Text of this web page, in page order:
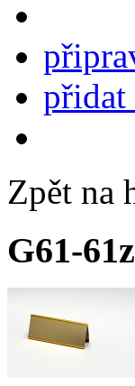
přidat
Zpět na
G61-